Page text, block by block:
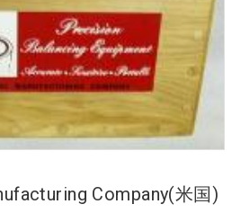
Company(米国)